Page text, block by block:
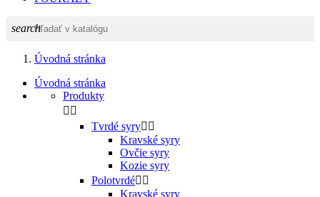
search
Úvodná stránka
Úvodná stránka
Produkty
 
Tvrdé syry 
Kravské syry
Ovčie syry
Kozie syry
Polotvrdé 
Kravské syry